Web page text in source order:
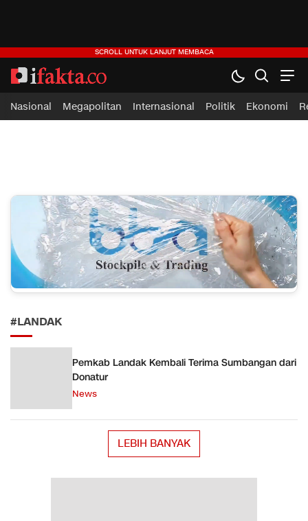
ifakta.co
#pastibenar
Nasional Megapolitan Internasional Politik Ekonomi
#LANDAK
Pemkab Landak Kembali Terima Sumbangan dari
Donatur
News
LEBIH BANYAK